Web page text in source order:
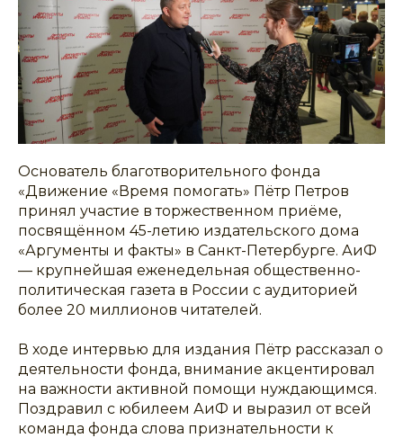
Основатель благотворительного фонда
«Движение «Время помогать» Пётр Петров
принял участие в торжественном приёме,
посвящённом 45-летию издательского дома
«Аргументы и факты» в Санкт-Петербурге. АиФ
— крупнейшая еженедельная общественно-
политическая газета в России с аудиторией
более 20 миллионов читателей.
В ходе интервью для издания Пётр рассказал о
деятельности фонда, внимание акцентировал
на важности активной помощи нуждающимся.
Поздравил с юбилеем АиФ и выразил от всей
команда фонда слова признательности к